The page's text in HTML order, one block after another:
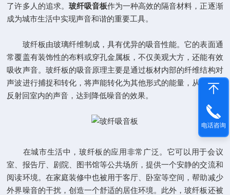
了许多人的追求。 玻纤吸音板作为一种高效的隔音材料，正逐渐
成为城市生活中实现声音和谐的重要工具。
玻纤板由玻璃纤维制成，具有优异的吸音性能。它的表面通
常覆盖有装饰性的布料或穿孔金属板，不仅美观大方，还能有效
吸收声音。玻纤板的吸音原理主要是通过板材内部的纤维结构对
声波进行捕捉和转化，将声能转化为其他形式的能量，从而减少
反射回室内的声音，达到降低噪音的效果。
在城市生活中，玻纤板的应用非常广泛。它可以用于会议
室、报告厅、剧院、图书馆等公共场所，提供一个安静的交流和
阅读环境。在家庭装修中也被用于客厅、卧室等空间，帮助减少
外界噪音的干扰，创造一个舒适的居住环境。此外，玻纤板还被
电话咨询